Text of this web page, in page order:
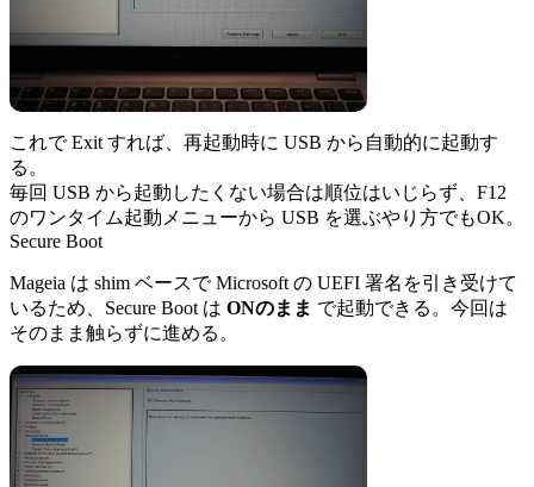
これで Exit すれば、再起動時に USB から自動的に起動す
る。
毎回 USB から起動したくない場合は順位はいじらず、F12
のワンタイム起動メニューから USB を選ぶやり方でもOK。
Secure Boot
Mageia は shim ベースで Microsoft の UEFI 署名を引き受けて
いるため、Secure Boot は ONのまま で起動できる。今回は
そのまま触らずに進める。